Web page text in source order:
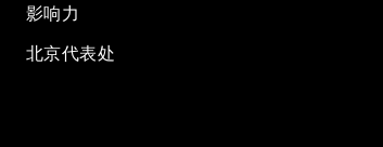
影响力
北京代表处